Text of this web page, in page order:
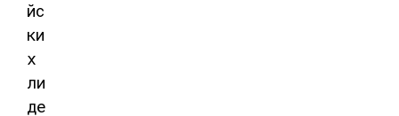
йс
ки
х
ли
де